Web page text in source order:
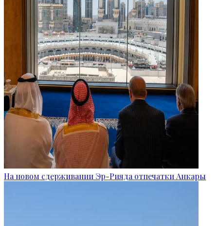
На новом сдерживании Эр-Рияда отпечатки Анкары